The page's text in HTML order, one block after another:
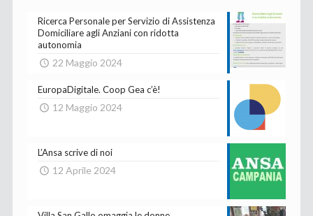
Ricerca Personale per Servizio di Assistenza
Domiciliare agli Anziani con ridotta
autonomia
22 Maggio 2024
EuropaDigitale. Coop Gea c’è!
12 Maggio 2024
L’Ansa scrive di noi
12 Aprile 2024